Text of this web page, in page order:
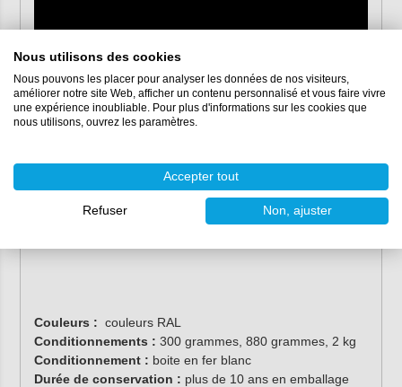
Couleurs : couleurs RAL
Conditionnements : 300 grammes, 880 grammes, 2 kg
Conditionnement : boite en fer blanc
Durée de conservation : plus de 10 ans en emballage
Nous utilisons des cookies
Nous pouvons les placer pour analyser les données de nos visiteurs,
améliorer notre site Web, afficher un contenu personnalisé et vous faire vivre
une expérience inoubliable. Pour plus d'informations sur les cookies que
nous utilisons, ouvrez les paramètres.
Accepter tout
Refuser Non, ajuster